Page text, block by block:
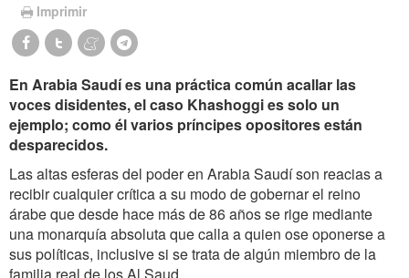
Imprimir
En Arabia Saudí es una práctica común acallar las
voces disidentes, el caso Khashoggi es solo un
ejemplo; como él varios príncipes opositores están
desparecidos.
Las altas esferas del poder en Arabia Saudí son reacias a
recibir cualquier crítica a su modo de gobernar el reino
árabe que desde hace más de 86 años se rige mediante
una monarquía absoluta que calla a quien ose oponerse a
sus políticas, inclusive si se trata de algún miembro de la